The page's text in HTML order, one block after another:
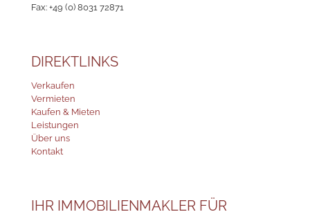
Fax: +49 (0) 8031 72871
DIREKTLINKS
Verkaufen
Vermieten
Kaufen & Mieten
Leistungen
Über uns
Kontakt
IHR IMMOBILIENMAKLER FÜR